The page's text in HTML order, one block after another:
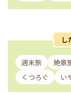
週末旅 絶景
くつろぐ
い